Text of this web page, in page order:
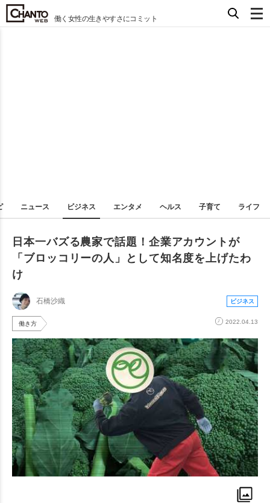
働く女性の生きやすさにコミット
ニュース ビジネス エンタメ ヘルス 子育て ライフ
日本一バズる農家で話題！企業アカウントが
「ブロッコリーの人」として知名度を上げたわ
け
石橋沙織 ビジネス
働き方 2022.04.13